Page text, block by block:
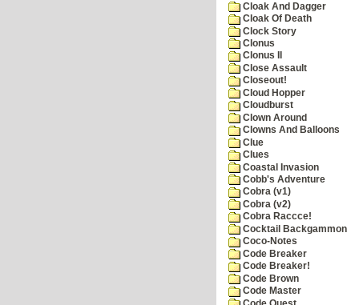
Cloak And Dagger
Cloak Of Death
Clock Story
Clonus
Clonus II
Close Assault
Closeout!
Cloud Hopper
Cloudburst
Clown Around
Clowns And Balloons
Clue
Clues
Coastal Invasion
Cobb's Adventure
Cobra (v1)
Cobra (v2)
Cobra Raccce!
Cocktail Backgammon
Coco-Notes
Code Breaker
Code Breaker!
Code Brown
Code Master
Code Quest